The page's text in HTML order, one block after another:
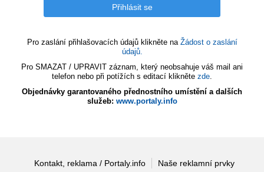
Pro zaslání přihlašovacích údajů klikněte na Žádost o zaslání
údajů.
Pro SMAZAT / UPRAVIT záznam, který neobsahuje váš mail ani
telefon nebo při potížích s editací klikněte zde.
Objednávky garantovaného přednostního umístění a dalších
služeb: www.portaly.info
Kontakt, reklama / Portaly.info
Naše reklamní prvky